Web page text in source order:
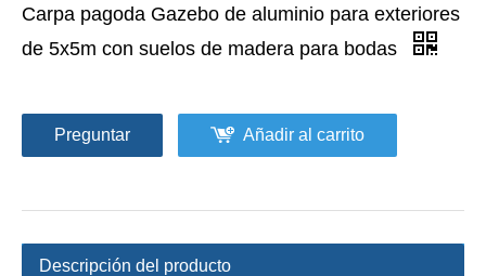
Carpa pagoda Gazebo de aluminio para exteriores
de 5x5m con suelos de madera para bodas
Preguntar Añadir al carrito
Descripción del producto